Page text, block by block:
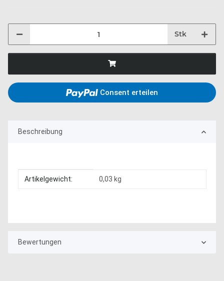
Stk
Consent erteilen
Beschreibung
Produkteigenschaft
Wert
Artikelgewicht: 0,03 kg
Bewertungen